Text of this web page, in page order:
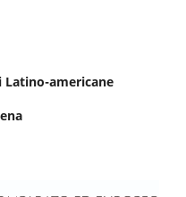
Latino-americane